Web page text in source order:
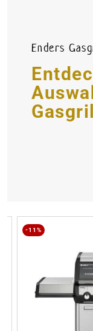
Enders
Produktgalerie
-11%